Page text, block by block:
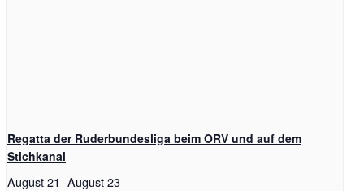
Regatta der Ruderbundesliga beim ORV und auf dem
Stichkanal
August 21 -August 23